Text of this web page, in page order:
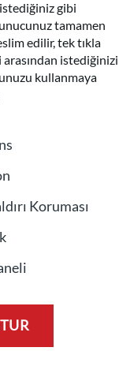
gibi
tamamen
edilir, tek tıkla
istediğinizi
kullanmaya
Koruması